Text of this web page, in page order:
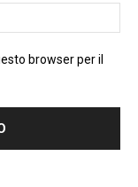
browser per il